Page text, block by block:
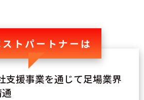
トパートナーは
支援事業を通じて足場業界